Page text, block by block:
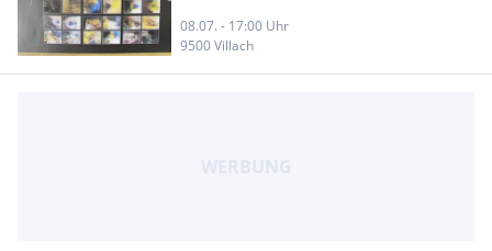
08.07. - 17:00 Uhr
9500 Villach